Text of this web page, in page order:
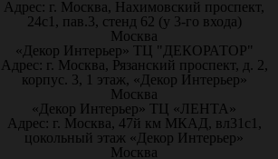
Адрес: г. Москва, Нахимовский проспект,
24с1, пав.3, стенд 62 (у 3-го входа)
Москва
«Декор Интерьер» ТЦ "ДЕКОРАТОР"
Адрес: г. Москва, Рязанский проспект, д. 2,
корпус. 3, 1 этаж, «Декор Интерьер»
Москва
«Декор Интерьер» ТЦ «ЛЕНТА»
Адрес: г. Москва, 47й км МКАД, вл31с1,
цокольный этаж «Декор Интерьер»
Москва